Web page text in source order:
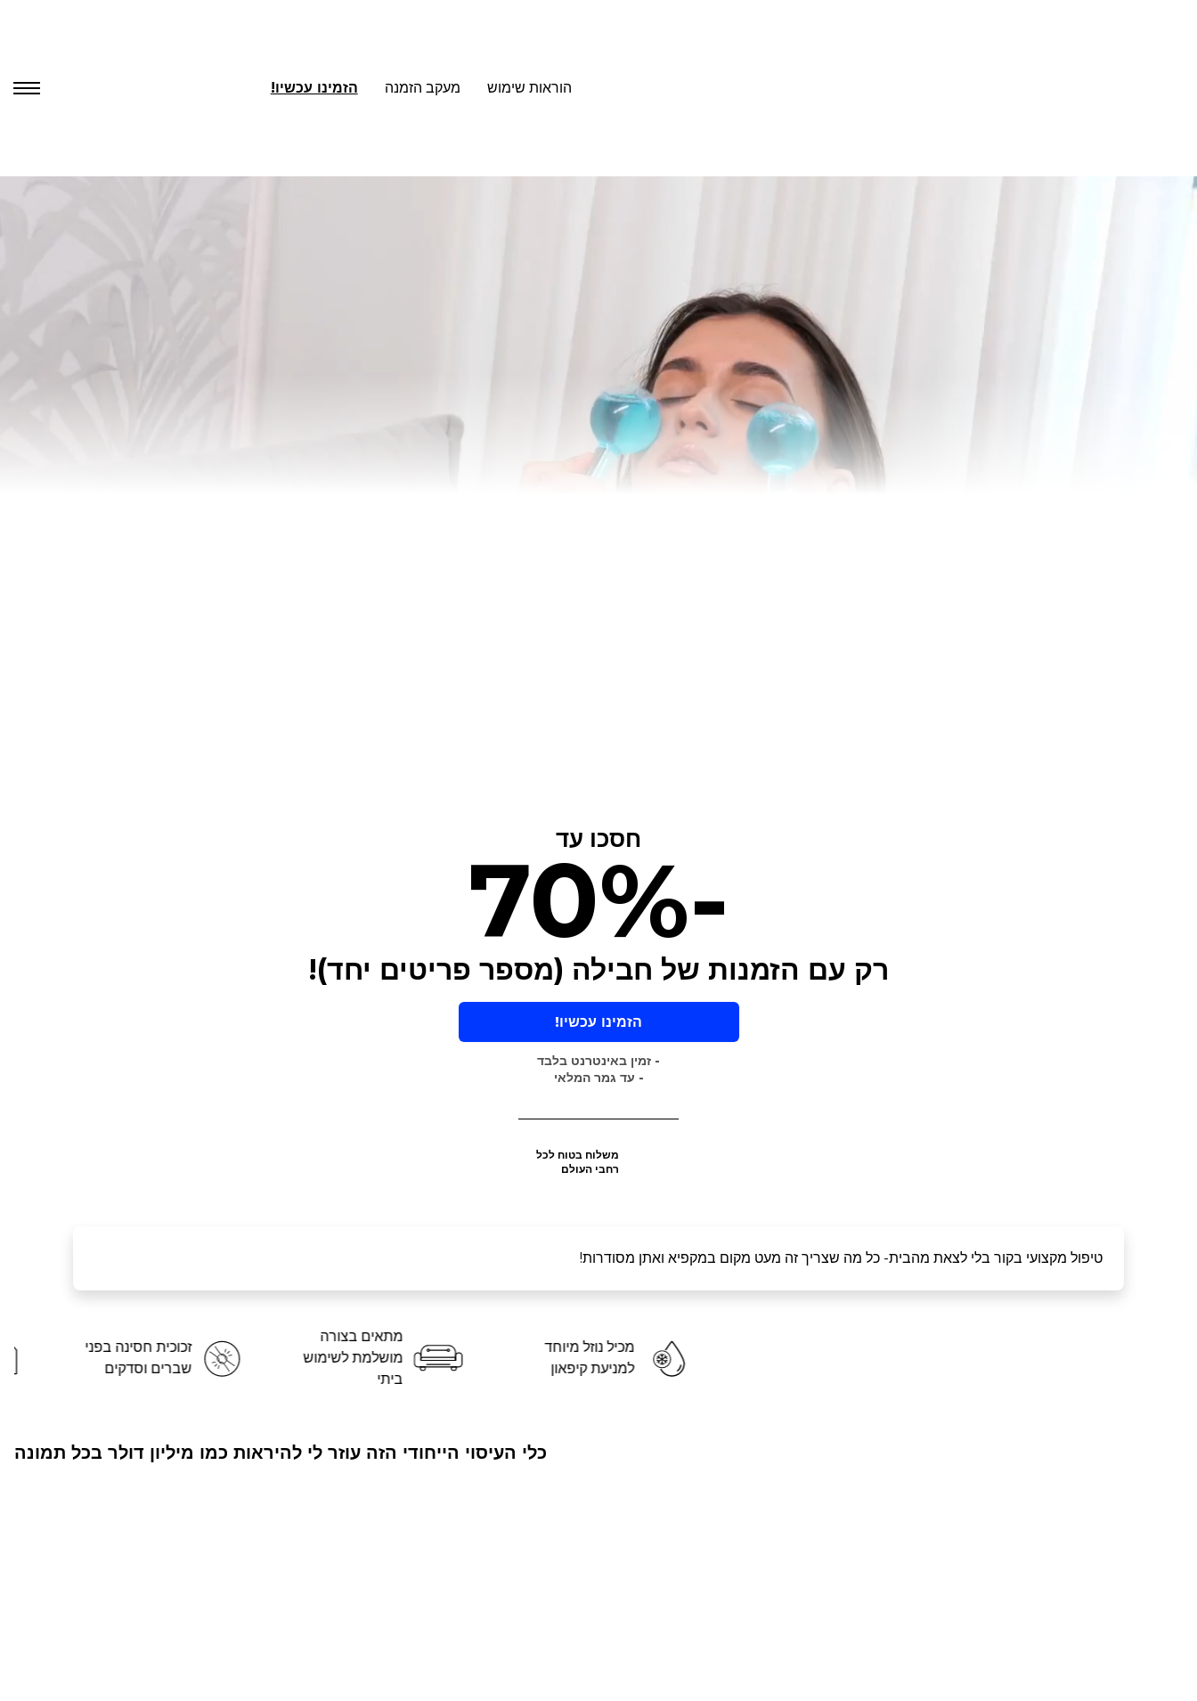
הוראות שימוש מעקב הזמנה הזמינו עכשיו!
חסכו עד -70%
רק עם הזמנות של חבילה (מספר פריטים יחד)!
הזמינו עכשיו!
- זמין באינטרנט בלבד
- עד גמר המלאי
משלוח בטוח לכל
רחבי העולם
טיפול מקצועי בקור בלי לצאת מהבית- כל מה שצריך זה מעט מקום במקפיא ואתן מסודרות!
מכיל נוזל מיוחד
למניעת קיפאון
מתאים בצורה
מושלמת לשימוש
זכוכית
כלי העיסוי הייחודי הזה עוזר לי להיראות כמו מיליון דולר בכל תמונה